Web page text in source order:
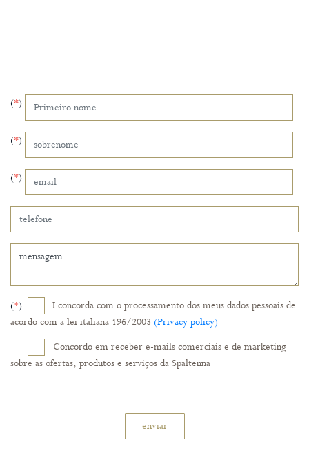
(*)
(*)
(*)
(*)
I concorda com o processamento dos meus dados pessoais de
acordo com a lei italiana 196/2003 (Privacy policy)
Concordo em receber e-mails comerciais e de marketing
sobre as ofertas, produtos e serviços da Spaltenna
enviar